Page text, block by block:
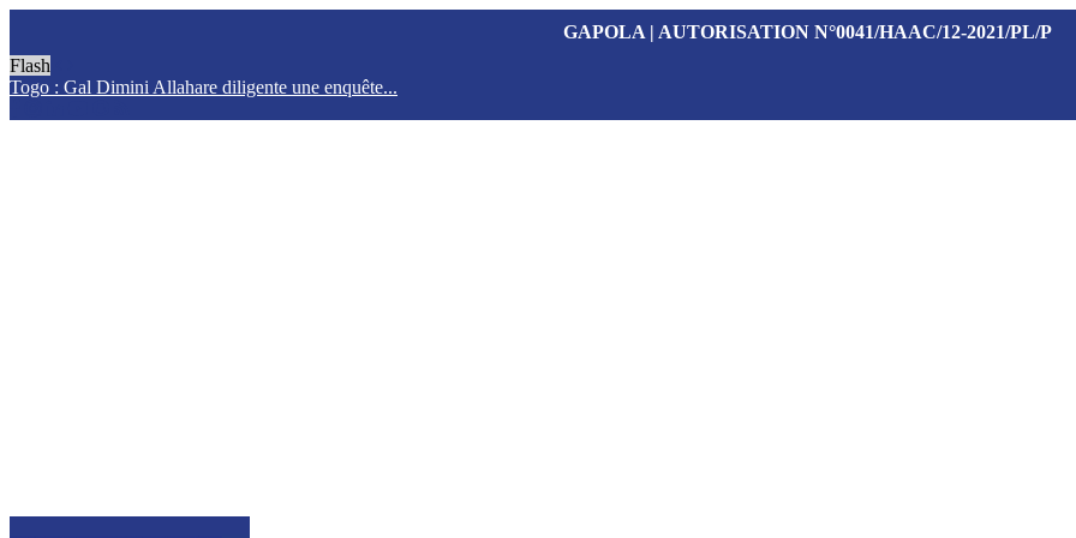
GAPOLA | AUTORISATION N°0041/HAAC/12-2021/PL/P
Flash
Togo : Gal Dimini Allahare diligente une enquête...